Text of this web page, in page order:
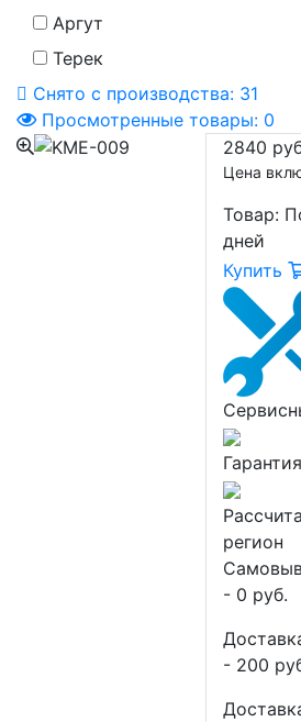
Аргут
Терек
Снято с производства: 31
Просмотренные товары: 0
2840
Цена
Товар:
дней
Купить
Гарантия
регион
- 0 руб.
- 200